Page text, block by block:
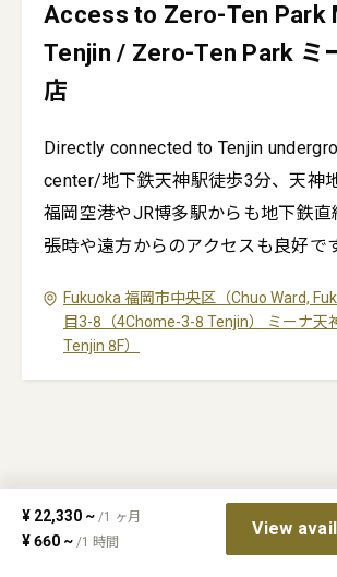
Access to Zero-Ten Park
Tenjin / Zero-Ten Park ミ
店
Directly connected to Tenjin
center/地下鉄天神駅徒歩3分、天神
福岡空港やJR博多駅からも地下鉄直
張時や遠方からのアクセスも良好です
Fukuoka 福岡市中央区（Chuo Ward,
目3-8（4Chome-3-8 Tenjin）
ミーナ天
Tenjin 8F）
¥ 22,330 ~ /1 ヶ月
¥660 ~ /1 時間
View